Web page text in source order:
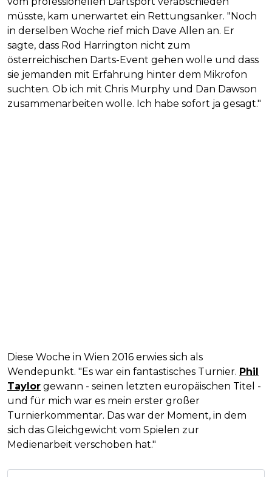
müsste, kam unerwartet ein Rettungsanker. "Noch
in derselben Woche rief mich Dave Allen an. Er
sagte, dass Rod Harrington nicht zum
österreichischen Darts-Event gehen wolle und dass
sie jemanden mit Erfahrung hinter dem Mikrofon
suchten. Ob ich mit Chris Murphy und Dan Dawson
zusammenarbeiten wolle. Ich habe sofort ja gesagt."
Diese Woche in Wien 2016 erwies sich als
Wendepunkt. "Es war ein fantastisches Turnier. Phil
Taylor gewann - seinen letzten europäischen Titel -
und für mich war es mein erster großer
Turnierkommentar. Das war der Moment, in dem
sich das Gleichgewicht vom Spielen zur
Medienarbeit verschoben hat."